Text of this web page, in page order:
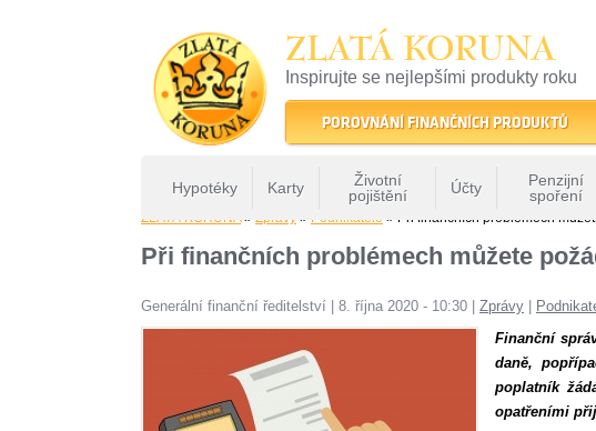
ZLATÁ KORUNA
Inspirujte se nejlepšími produkty roku
22 let tradice a kvality na finančním trhu
POROVNÁNÍ FINANČNÍCH PRODUKTŮ
Hypotéky Karty
Životní
pojištění
Účty
Penzijní
spoření
ZLATÁ KORUNA» Zprávy » Podnikatelé » Při finančních problémech
Při finančních problémech můžete
Generální finanční ředitelství 8. října 2020 - 10:30 Zprávy
Finanční
daně,
poplatník
opatřeními